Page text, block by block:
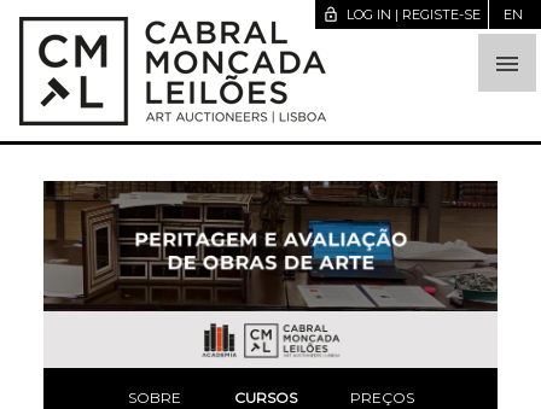

lock_open LOG IN | REGISTE-SE EN
SOBRE CURSOS
PREÇOS